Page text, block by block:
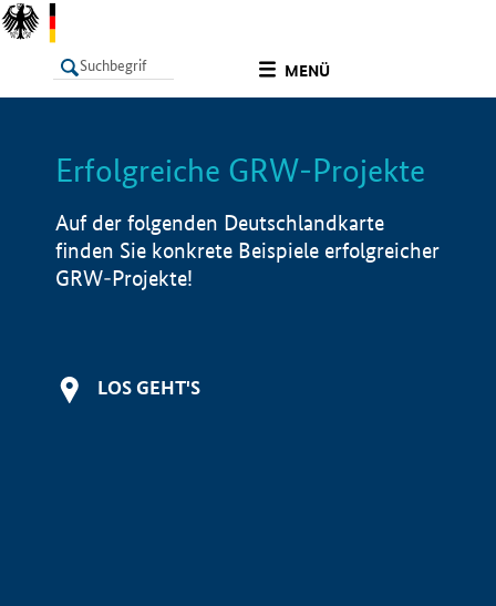
MENÜ
LISTE Info
Erfolgreiche GRW-Projekte
Auf der folgenden Deutschlandkarte
finden Sie konkrete Beispiele erfolgreicher
GRW-Projekte!
LOS GEHT'S